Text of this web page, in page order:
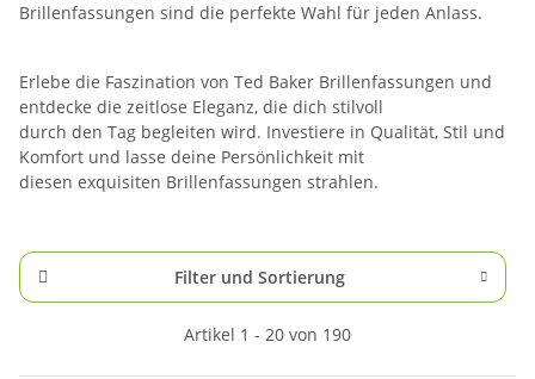
Brillenfassungen sind die perfekte Wahl für jeden Anlass.
Erlebe die Faszination von Ted Baker Brillenfassungen und
entdecke die zeitlose Eleganz, die dich stilvoll
durch den Tag begleiten wird. Investiere in Qualität, Stil und
Komfort und lasse deine Persönlichkeit mit
diesen exquisiten Brillenfassungen strahlen.
Filter und Sortierung
Artikel 1 - 20 von 190